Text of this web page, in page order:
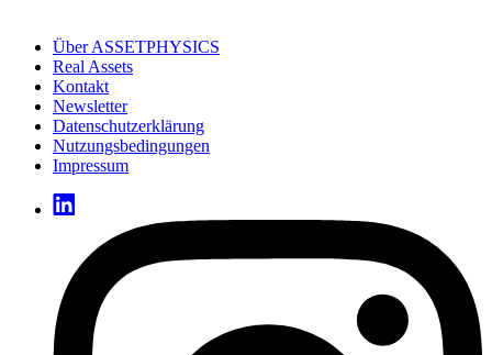
Über ASSETPHYSICS
Real Assets
Kontakt
Newsletter
Datenschutzerklärung
Nutzungsbedingungen
Impressum